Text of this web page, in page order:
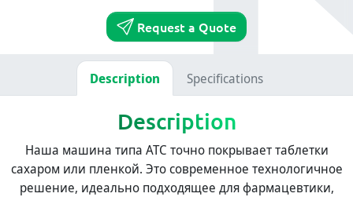
Request a Quote
Description Specifications
Description
Наша машина типа ATC точно покрывает таблетки
сахаром или пленкой. Это современное технологичное
решение, идеально подходящее для фармацевтики,